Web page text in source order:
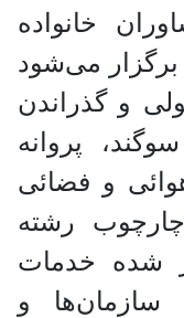
خانواده
برگزار می‌شود
و گذراندن
پروانه
و فضائی
رشته
شده خدمات
سازمان‌ها و